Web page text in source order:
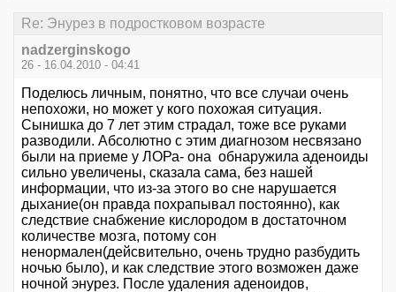
Re: Энурез в подростковом возрасте
nadzerginskogo
26 - 16.04.2010 - 04:41
Поделюсь личным, понятно, что все случаи очень
непохожи, но может у кого похожая ситуация.
Сынишка до 7 лет этим страдал, тоже все руками
разводили. Абсолютно с этим диагнозом несвязано
были на приеме у ЛОРа- она обнаружила аденоиды
сильно увеличены, сказала сама, без нашей
информации, что из-за этого во сне нарушается
дыхание(он правда похрапывал постоянно), как
следствие снабжение кислородом в достаточном
количестве мозга, потому сон
ненормален(дейсвительно, очень трудно разбудить
ночью было), и как следствие этого возможен даже
ночной энурез. После удаления аденоидов,